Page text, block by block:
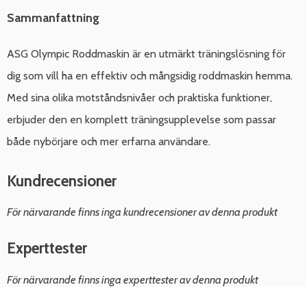
Sammanfattning
ASG Olympic Roddmaskin är en utmärkt träningslösning för
dig som vill ha en effektiv och mångsidig roddmaskin hemma.
Med sina olika motståndsnivåer och praktiska funktioner,
erbjuder den en komplett träningsupplevelse som passar
både nybörjare och mer erfarna användare.
Kundrecensioner
För närvarande finns inga kundrecensioner av denna produkt
Experttester
För närvarande finns inga experttester av denna produkt